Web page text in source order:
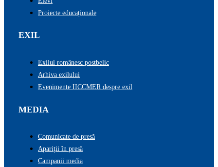
Proiecte educaționale
EXIL
Exilul românesc postbelic
Arhiva exilului
Evenimente IICCMER despre exil
MEDIA
Comunicate de presă
Apariții în presă
Campanii media